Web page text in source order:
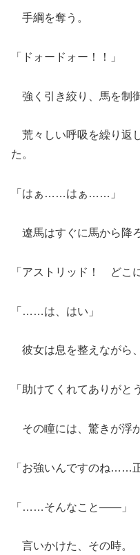
手綱を奪う。
「ドォードォー！！」
強く引き絞り、馬を制
荒々しい呼吸を繰り返
た。
「はぁ……はぁ……」
遼馬はすぐに馬から降
「アストリッド！ どこ
「……は、はい」
彼女は息を整えながら
「助けてくれてありが
その瞳には、驚きが浮
「お強いんですのね……
「……そんなこと――」
言いかけた、その時。